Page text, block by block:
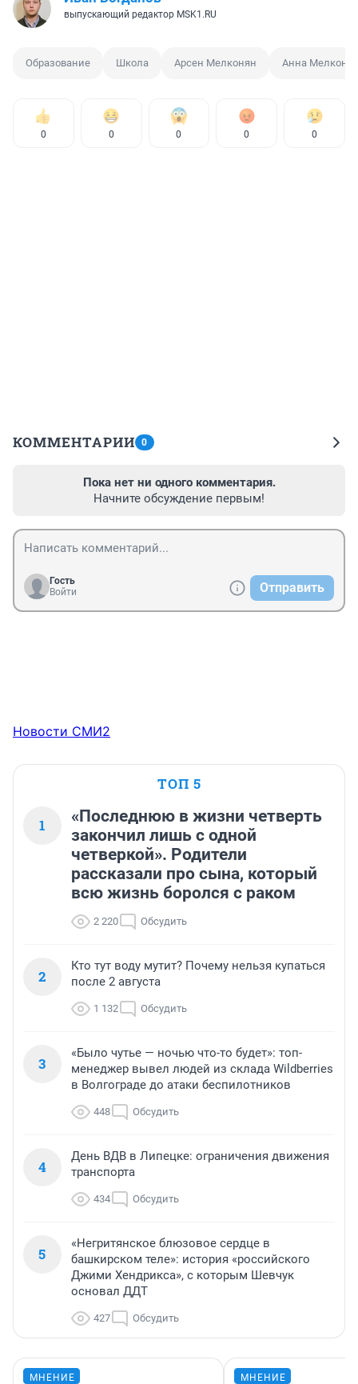
выпускающий редактор MSK1.RU
Образование Школа Арсен Мелконян Анна
0 0 0 0 0
КОММЕНТАРИИ 0
Пока нет ни одного комментария.
Начните обсуждение первым!
Гость
Войти
Отправить
Новости СМИ2
ТОП 5
1
«Последнюю в жизни четверть
закончил лишь с одной
четверкой». Родители
рассказали про сына, который
всю жизнь боролся с раком
2 220 Обсудить
2
Кто тут воду мутит? Почему нельзя купаться
после 2 августа
1 132 Обсудить
3
«Было чутье — ночью что-то будет»: топ-
менеджер вывел людей из склада Wildberries
в Волгограде до атаки беспилотников
448 Обсудить
4
День ВДВ в Липецке: ограничения движения
транспорта
434 Обсудить
5
«Негритянское блюзовое сердце в
башкирском теле»: история «российского
Джими Хендрикса», с которым Шевчук
основал ДДТ
427 Обсудить
МНЕНИЕ МНЕНИЕ